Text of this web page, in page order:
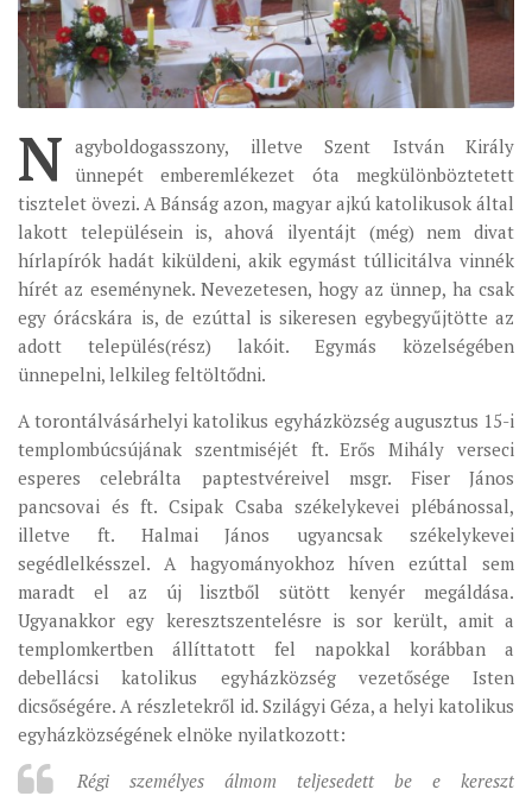
SZERZETESRENDEK
IN MEMORIAM
PLÉBÁNIÁK
ÉSZAKI ESPERESSÉG
KÖZPONTI ESPERESSÉG
DÉLI ESPERESSÉG
ARCHÍVUM
ARCHÍV ÉLETKÉPEK
SZINÓDUS
ORGANIGRAMMA
PÜSPÖKI DEKRÉTUM
ZSINATI IMA
ZSINAT MOTTÓJA, LOGÓJA
ZSINATI IRODA
KOORDINÁLÓ BIZOTTSÁG
ZSINATI TAGOK
MUNKADOKUMENTUMOK
ZSINATI HÍREK-ÚJSÁG
PASZTORÁLSZOCIOLÓGIAI FELMÉRÉS
KISKORÚAK VÉDELME
N agyboldogasszony, illetve Szent István Király
ünnepét emberemlékezet óta megkülönböztetett
tisztelet övezi. A Bánság azon, magyar ajkú katolikusok által
lakott településein is, ahová ilyentájt (még) nem divat
hírlapírók hadát kiküldeni, akik egymást túllicitálva vinnék
hírét az eseménynek. Nevezetesen, hogy az ünnep, ha csak
egy órácskára is, de ezúttal is sikeresen egybegyűjtötte az
adott település(rész) lakóit. Egymás közelségében
ünnepelni, lelkileg feltöltődni.
A torontálvásárhelyi katolikus egyházközség augusztus 15-i
templombúcsújának szentmiséjét ft. Erős Mihály verseci
esperes celebrálta paptestvéreivel msgr. Fiser János
pancsovai és ft. Csipak Csaba székelykevei plébánossal,
illetve ft. Halmai János ugyancsak székelykevei
segédlelkésszel. A hagyományokhoz híven ezúttal sem
maradt el az új lisztből sütött kenyér megáldása.
Ugyanakkor egy keresztszentelésre is sor került, amit a
templomkertben állíttatott fel napokkal korábban a
debellácsi katolikus egyházközség vezetősége Isten
dicsőségére. A részletekről id. Szilágyi Géza, a helyi katolikus
egyházközségének elnöke nyilatkozott:
Régi személyes álmom teljesedett be e kereszt